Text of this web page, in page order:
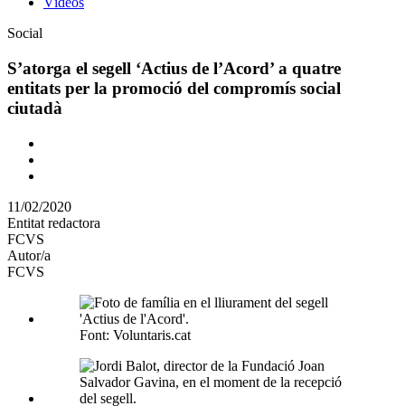
Àmbit
la
notícia
Social
S’atorga el segell ‘Actius de l’Acord’ a quatre
entitats per la promoció del compromís social
ciutadà
Comparteix
altres
xarxes
11/02/2020
Entitat redactora
FCVS
Autor/a
FCVS
Font: Voluntaris.cat